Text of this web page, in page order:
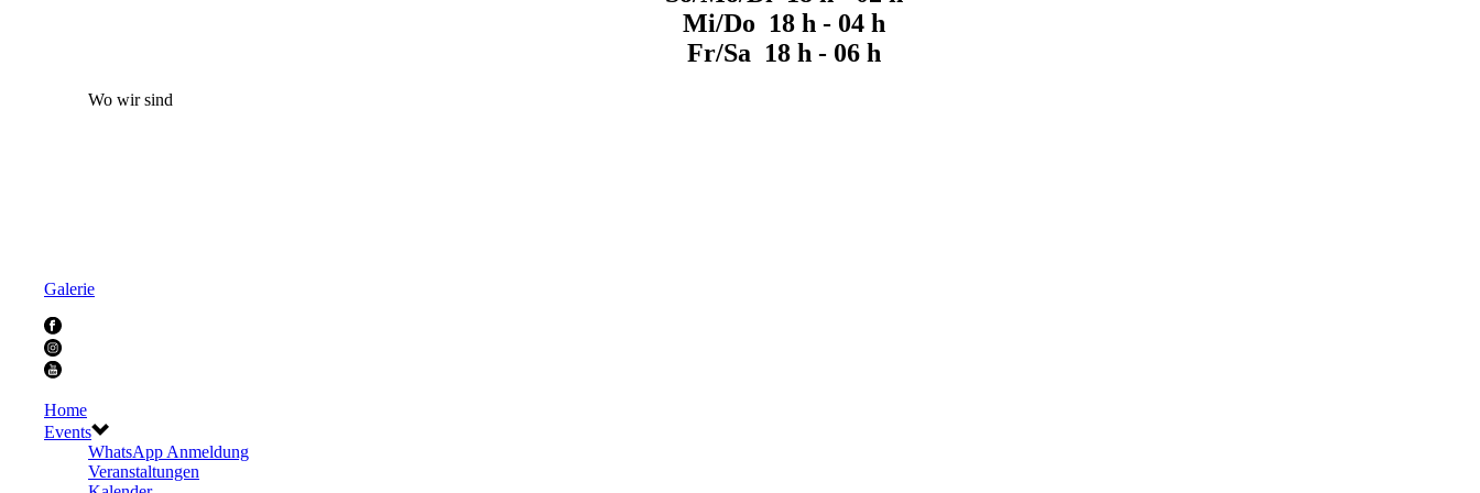
Mi/Do 18 h - 04 h
Fr/Sa 18 h - 06 h
Wo wir sind
Galerie
Home
Events
WhatsApp Anmeldung
Veranstaltungen